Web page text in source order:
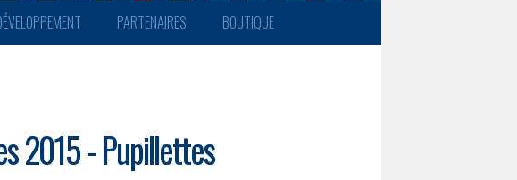
PARTENAIRES BOUTIQUE
2015 - Pupillettes